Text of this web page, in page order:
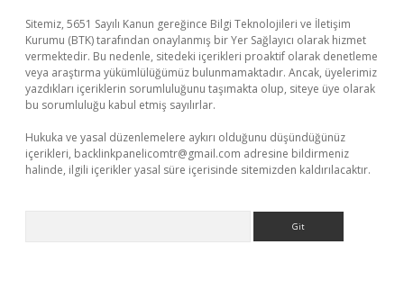
Sitemiz, 5651 Sayılı Kanun gereğince Bilgi Teknolojileri ve İletişim
Kurumu (BTK) tarafından onaylanmış bir Yer Sağlayıcı olarak hizmet
vermektedir. Bu nedenle, sitedeki içerikleri proaktif olarak denetleme
veya araştırma yükümlülüğümüz bulunmamaktadır. Ancak, üyelerimiz
yazdıkları içeriklerin sorumluluğunu taşımakta olup, siteye üye olarak
bu sorumluluğu kabul etmiş sayılırlar.
Hukuka ve yasal düzenlemelere aykırı olduğunu düşündüğünüz
içerikleri, backlinkpanelicomtr@gmail.com adresine bildirmeniz
halinde, ilgili içerikler yasal süre içerisinde sitemizden kaldırılacaktır.